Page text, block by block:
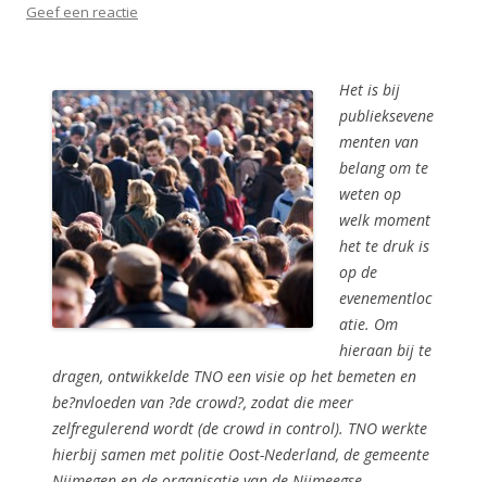
Geef een reactie
Het is bij
publieksevene
menten van
belang om te
weten op
welk moment
het te druk is
op de
evenementloc
atie. Om
hieraan bij te
dragen, ontwikkelde TNO een visie op het bemeten en
be?nvloeden van ?de crowd?, zodat die meer
zelfregulerend wordt (de crowd in control). TNO werkte
hierbij samen met politie Oost-Nederland, de gemeente